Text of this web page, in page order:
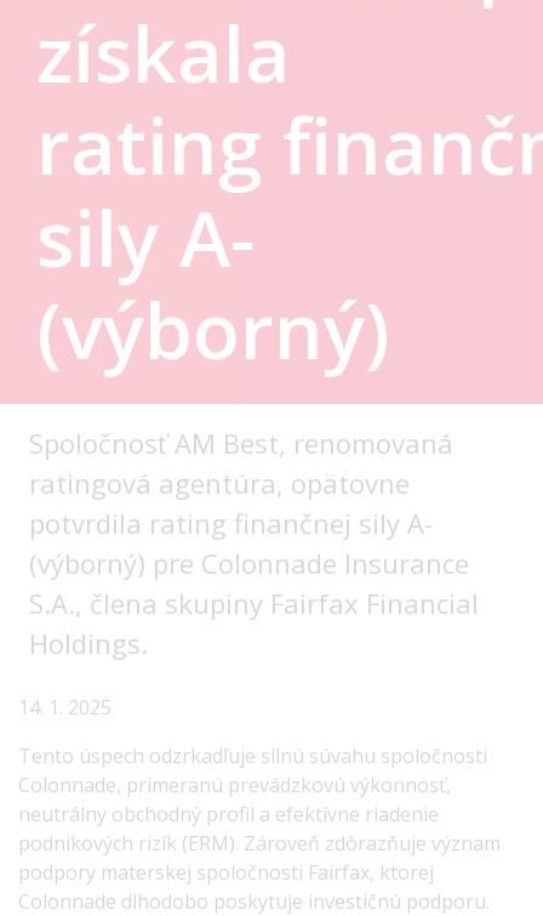
získala
rating
sily A-
(výborný)
Spoločnosť AM Best, renomovaná
ratingová agentúra, opätovne
potvrdila rating finančnej sily A-
(výborný) pre Colonnade Insurance
S.A., člena skupiny Fairfax Financial
Holdings.
14. 1. 2025
Tento úspech odzrkadľuje silnú súvahu spoločnosti
Colonnade, primeranú prevádzkovú výkonnosť,
neutrálny obchodný profil a efektívne riadenie
podnikových rizík (ERM). Zároveň zdôrazňuje význam
podpory materskej spoločnosti Fairfax, ktorej
Colonnade dlhodobo poskytuje investičnú podporu.